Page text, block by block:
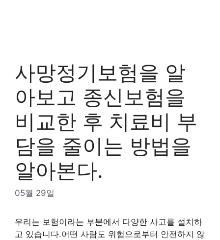
사망정기보험을 알
아보고 종신보험을
비교한 후 치료비 부
담을 줄이는 방법을
알아본다.
05월 29일
우리는 보험이라는 부분에서 다양한 사고를 설치하
고 있습니다.어떤 사람도 위험으로부터 안전하지 않